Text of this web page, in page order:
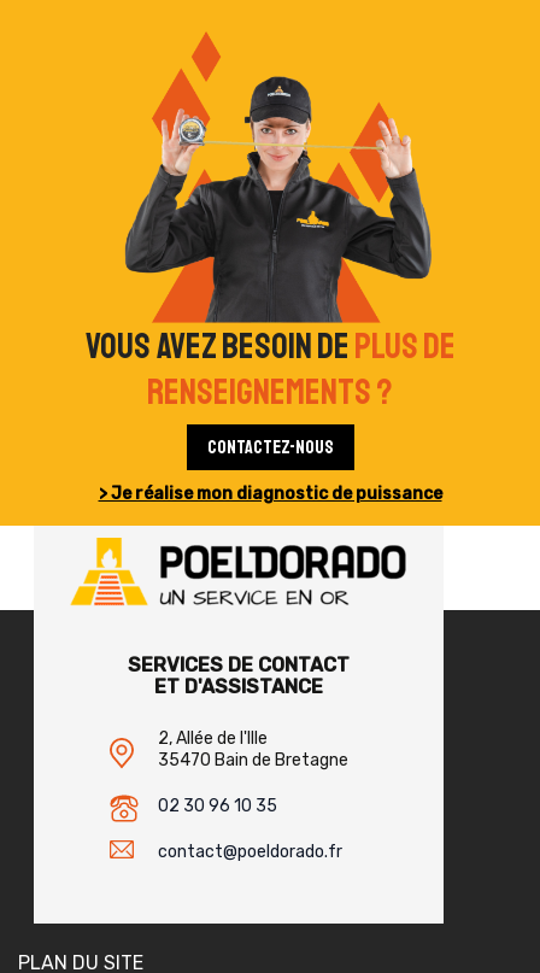
Vous avez besoin deplus de
renseignements ?
Contactez-nous
> Je réalise mon diagnostic de puissance
SERVICES DE CONTACT
ET D'ASSISTANCE
2, Allée de l'Ille
35470 Bain de Bretagne
02 30 96 10 35
contact@poeldorado.fr
PLAN DU SITE